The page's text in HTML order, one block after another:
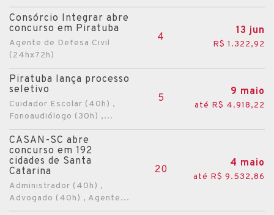
Consórcio Integrar abre
concurso em Piratuba
Agente de Defesa Civil
(24hx72h)
4
13 jun
R$ 1.322,92
Piratuba lança processo
seletivo
Cuidador Escolar (40h) ,
Fonoaudiólogo (30h) ,...
5
9 maio
até R$ 4.918,22
CASAN-SC abre
concurso em 192
cidades de Santa
Catarina
Administrador (40h) ,
Advogado (40h) , Agente...
20
4 maio
até R$ 9.532,86